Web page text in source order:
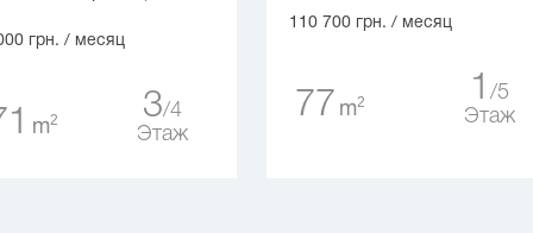
грн. / месяц
m2 3 4
Этаж
110 700 грн. / месяц
77 m2 1
5
Этаж